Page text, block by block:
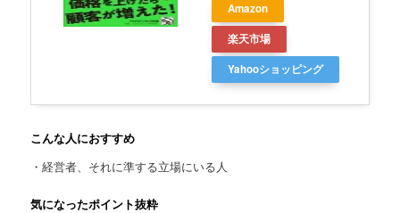
Amazon
楽天市場
Yahooショッピング
こんな人におすすめ
・経営者、それに準する立場にいる人
気になったポイント抜粋